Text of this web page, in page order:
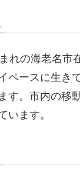
れの海老名市
ペースに生き
す。市内の移
います。